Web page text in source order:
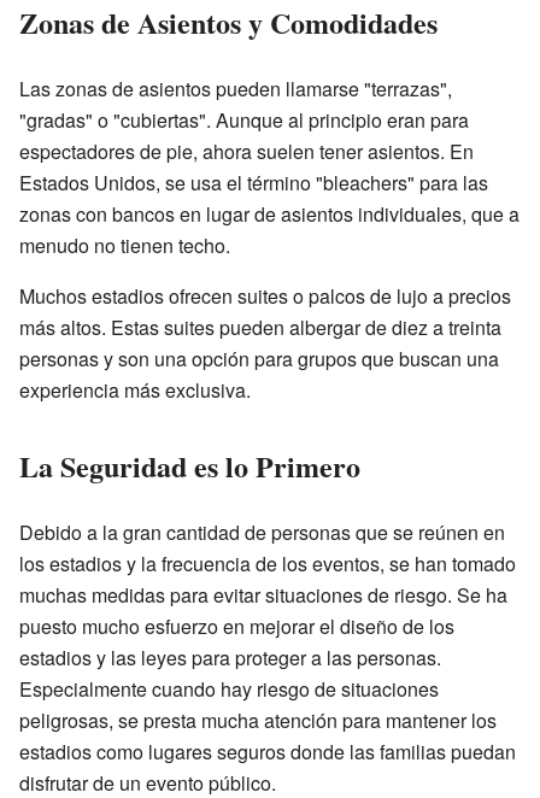
Zonas de Asientos y Comodidades
Las zonas de asientos pueden llamarse "terrazas",
"gradas" o "cubiertas". Aunque al principio eran para
espectadores de pie, ahora suelen tener asientos. En
Estados Unidos, se usa el término "bleachers" para las
zonas con bancos en lugar de asientos individuales, que a
menudo no tienen techo.
Muchos estadios ofrecen suites o palcos de lujo a precios
más altos. Estas suites pueden albergar de diez a treinta
personas y son una opción para grupos que buscan una
experiencia más exclusiva.
La Seguridad es lo Primero
Debido a la gran cantidad de personas que se reúnen en
los estadios y la frecuencia de los eventos, se han tomado
muchas medidas para evitar situaciones de riesgo. Se ha
puesto mucho esfuerzo en mejorar el diseño de los
estadios y las leyes para proteger a las personas.
Especialmente cuando hay riesgo de situaciones
peligrosas, se presta mucha atención para mantener los
estadios como lugares seguros donde las familias puedan
disfrutar de un evento público.